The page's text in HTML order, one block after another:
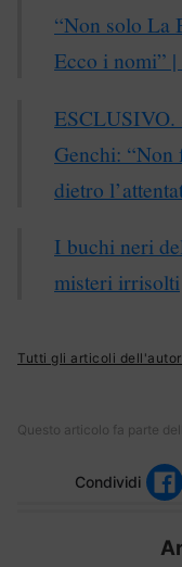
“Non solo La
Ecco i nomi”
ESCLUSIVO.
Genchi: “Non
dietro
I buchi neri
misteri irrisolti
Tutti gli articoli
Questo articolo fa parte
Condividi